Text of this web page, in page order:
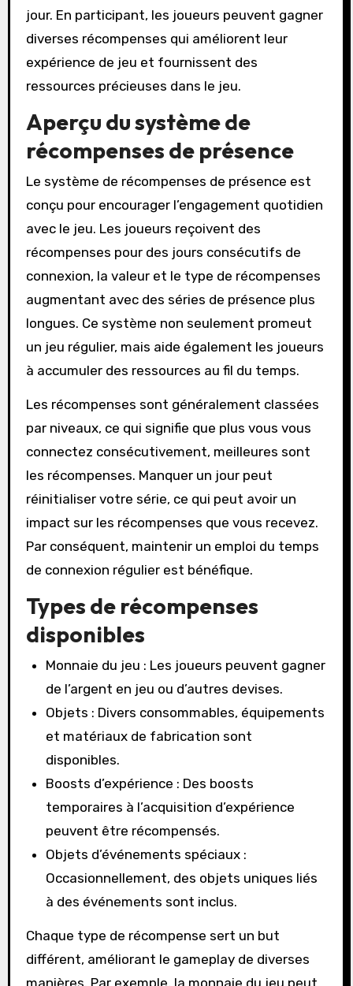
jour. En participant, les joueurs peuvent gagner
diverses récompenses qui améliorent leur
expérience de jeu et fournissent des
ressources précieuses dans le jeu.
Aperçu du système de
récompenses de présence
Le système de récompenses de présence est
conçu pour encourager l’engagement quotidien
avec le jeu. Les joueurs reçoivent des
récompenses pour des jours consécutifs de
connexion, la valeur et le type de récompenses
augmentant avec des séries de présence plus
longues. Ce système non seulement promeut
un jeu régulier, mais aide également les joueurs
à accumuler des ressources au fil du temps.
Les récompenses sont généralement classées
par niveaux, ce qui signifie que plus vous vous
connectez consécutivement, meilleures sont
les récompenses. Manquer un jour peut
réinitialiser votre série, ce qui peut avoir un
impact sur les récompenses que vous recevez.
Par conséquent, maintenir un emploi du temps
de connexion régulier est bénéfique.
Types de récompenses
disponibles
Monnaie du jeu : Les joueurs peuvent gagner
de l’argent en jeu ou d’autres devises.
Objets : Divers consommables, équipements
et matériaux de fabrication sont
disponibles.
Boosts d’expérience : Des boosts
temporaires à l’acquisition d’expérience
peuvent être récompensés.
Objets d’événements spéciaux :
Occasionnellement, des objets uniques liés
à des événements sont inclus.
Chaque type de récompense sert un but
différent, améliorant le gameplay de diverses
manières. Par exemple, la monnaie du jeu peut